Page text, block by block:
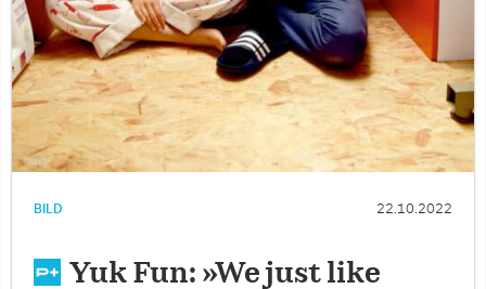
BILD 22.10.2022
Yuk Fun: »We just like